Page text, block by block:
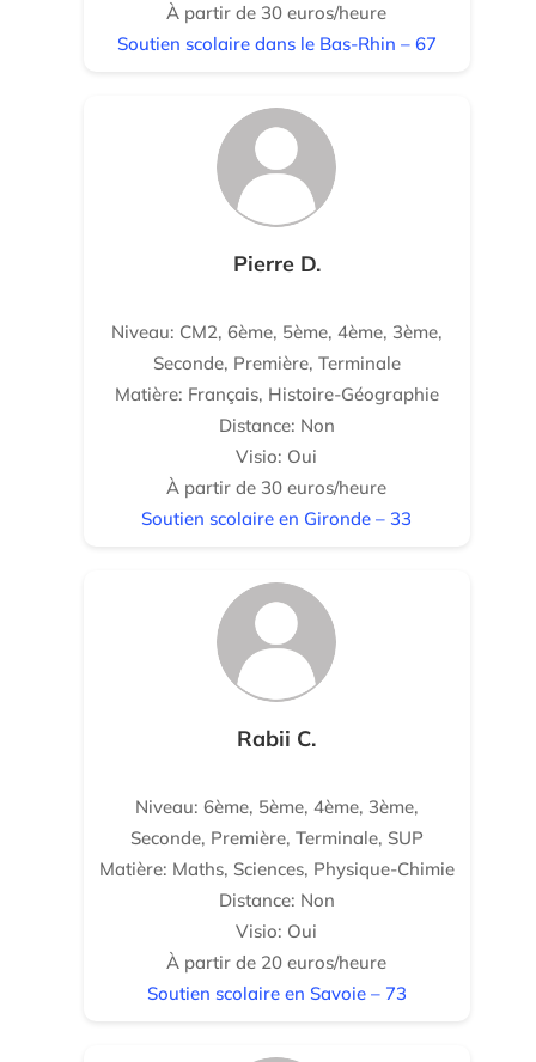
À partir de 30 euros/heure
Soutien scolaire dans le Bas-Rhin – 67
Pierre D.
Niveau: CM2, 6ème, 5ème, 4ème, 3ème,
Seconde, Première, Terminale
Matière: Français, Histoire-Géographie
Distance: Non
Visio: Oui
À partir de 30 euros/heure
Soutien scolaire en Gironde – 33
Rabii C.
Niveau: 6ème, 5ème, 4ème, 3ème,
Seconde, Première, Terminale, SUP
Matière: Maths, Sciences, Physique-Chimie
Distance: Non
Visio: Oui
À partir de 20 euros/heure
Soutien scolaire en Savoie – 73